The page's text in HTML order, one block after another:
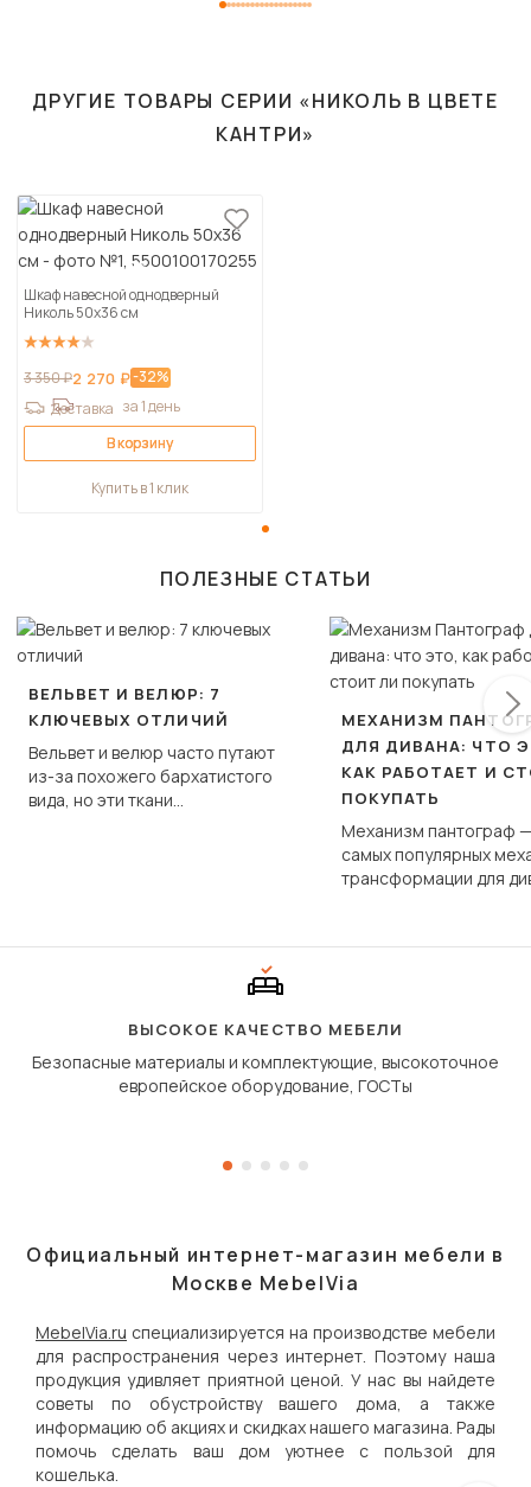
ДРУГИЕ ТОВАРЫ СЕРИИ «НИКОЛЬ В ЦВЕТЕ
КАНТРИ»
Шкаф навесной однодверный
Николь 50х36 см
3 350 ₽2 270 ₽-32%
Доставка за 1 день
В корзину
Купить в 1 клик
ПОЛЕЗНЫЕ СТАТЬИ
ВЕЛЬВЕТ И ВЕЛЮР: 7
КЛЮЧЕВЫХ ОТЛИЧИЙ
Вельвет и велюр часто путают
из-за похожего бархатистого
вида, но эти ткани
МЕХАНИЗМ
ДЛЯ ДИВАНА: ЧТО
КАК РАБОТАЕТ И
ПОКУПАТЬ
Механизм пантограф
самых популярных
трансформации для
сиденье не
дугообразной
ВЫСОКОЕ КАЧЕСТВО МЕБЕЛИ
Безопасные материалы и комплектующие, высокоточное
европейское оборудование, ГОСТы
Официальный интернет-магазин мебели в
Москве MebelVia
MebelVia.ru специализируется на производстве мебели
для распространения через интернет. Поэтому наша
продукция удивляет приятной ценой. У нас вы найдете
советы по обустройству вашего дома, а также
информацию об акциях и скидках нашего магазина. Рады
помочь сделать ваш дом уютнее с пользой для
кошелька.